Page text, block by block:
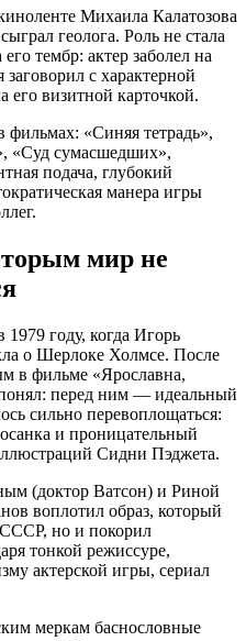
Михаила Калатозова
геолога. Роль не стала
тембр: актер заболел на
с характерной
его визитной карточкой.
фильмах: «Синяя тетрадь»,
«Суд сумасшедших»,
подача, глубокий
манера игры
мир не
году, когда Игорь
о Шерлоке Холмсе. После
в фильме «Ярославна,
перед ним — идеальный
сильно перевоплощаться:
и проницательный
Сидни Пэджета.
(доктор Ватсон) и Риной
воплотил образ, который
СССР, но и покорил
тонкой режиссуре,
актерской игры, сериал
меркам баснословные